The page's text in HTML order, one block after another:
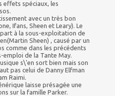
effets spéciaux, les
avec un très bon
Ifans, Sheen et Leary). Le
à la sous-exploitation de
Sheen) , causé par un
comme dans les précédents
emploi de la Tante May.
s\'en sort bien mais son
pas celui de Danny Elfman
Raimi.
laisse présagée une
sur la famille Parker.